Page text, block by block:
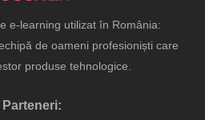
e-learning utilizat în România:
de oameni profesioniști care
produse tehnologice.
Parteneri: